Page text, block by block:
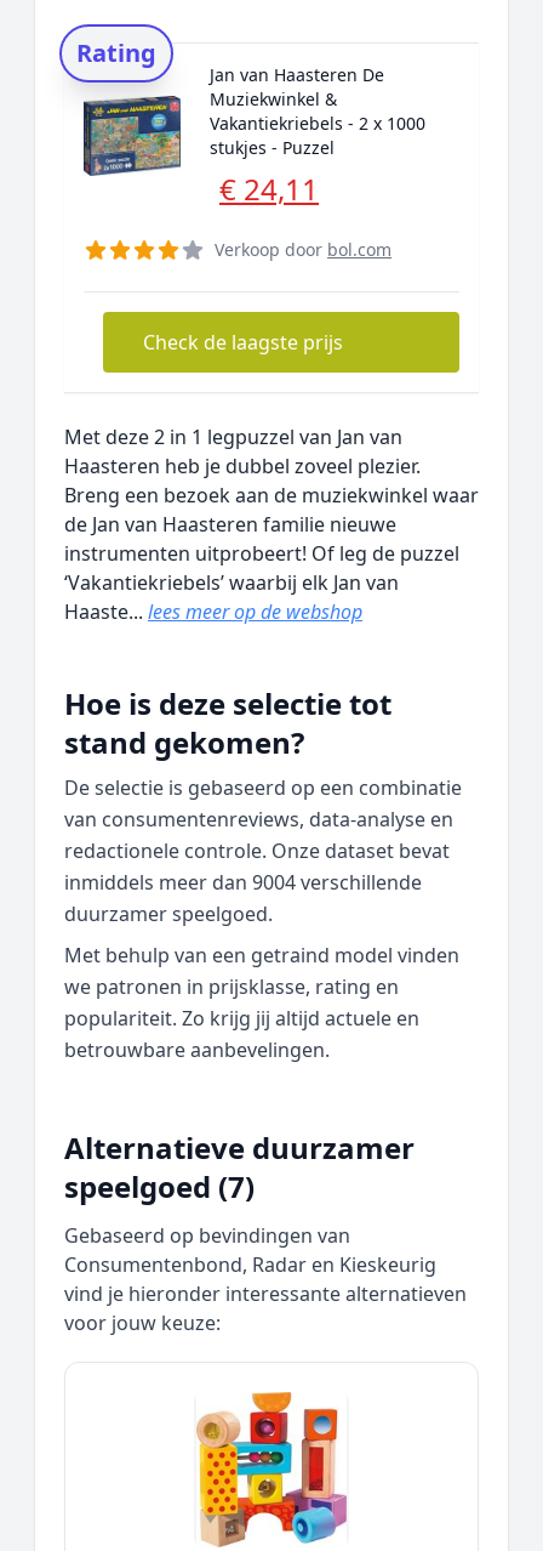
Rating
Jan van Haasteren De
Muziekwinkel &
Vakantiekriebels - 2 x 1000
stukjes - Puzzel
€ 24,11
Verkoop door bol.com
Check de laagste prijs
Met deze 2 in 1 legpuzzel van Jan van
Haasteren heb je dubbel zoveel plezier.
Breng een bezoek aan de muziekwinkel waar
de Jan van Haasteren familie nieuwe
instrumenten uitprobeert! Of leg de puzzel
‘Vakantiekriebels’ waarbij elk Jan van
Haaste... lees meer op de webshop
Hoe is deze selectie tot
stand gekomen?
De selectie is gebaseerd op een combinatie
van consumentenreviews, data‑analyse en
redactionele controle. Onze dataset bevat
inmiddels meer dan 9004 verschillende
duurzamer speelgoed.
Met behulp van een getraind model vinden
we patronen in prijsklasse, rating en
populariteit. Zo krijg jij altijd actuele en
betrouwbare aanbevelingen.
Alternatieve duurzamer
speelgoed (7)
Gebaseerd op bevindingen van
Consumentenbond, Radar en Kieskeurig
vind je hieronder interessante alternatieven
voor jouw keuze: